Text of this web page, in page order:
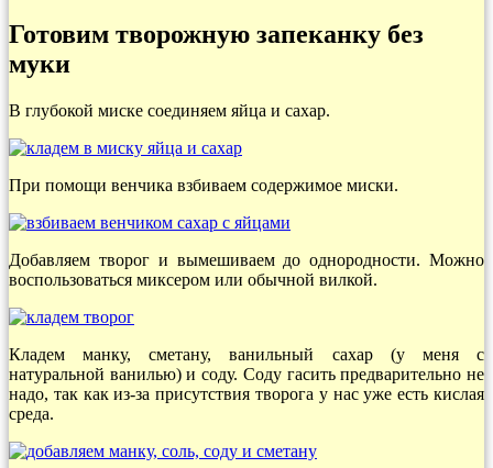
Готовим творожную запеканку без
муки
В глубокой миске соединяем яйца и сахар.
При помощи венчика взбиваем содержимое миски.
Добавляем творог и вымешиваем до однородности. Можно
воспользоваться миксером или обычной вилкой.
Кладем манку, сметану, ванильный сахар (у меня с
натуральной ванилью) и соду. Соду гасить предварительно не
надо, так как из-за присутствия творога у нас уже есть кислая
среда.